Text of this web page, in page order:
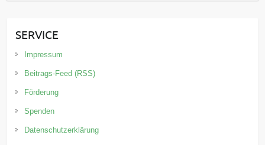
SERVICE
Impressum
Beitrags-Feed (RSS)
Förderung
Spenden
Datenschutzerklärung